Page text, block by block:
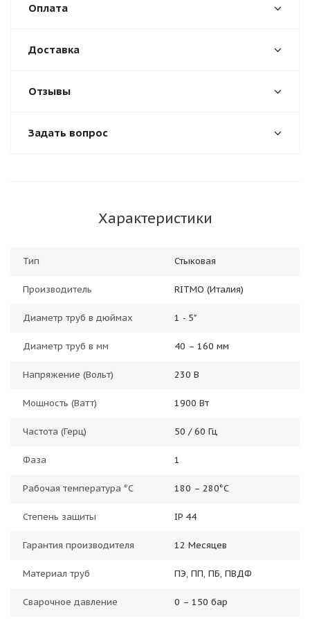
Оплата
Доставка
Отзывы
Задать вопрос
Характеристики
Тип Стыковая
Производитель RITMO (Италия)
Диаметр труб в дюймах 1 - 5"
Диаметр труб в мм 40 – 160 мм
Напряжение (Вольт) 230 В
Мощность (Ватт) 1900 Вт
Частота (Герц) 50 / 60 Гц
Фаза 1
Рабочая температура °C 180 – 280°С
Степень защиты IP 44
Гарантия производителя 12 Месяцев
Материал труб ПЭ, ПП, ПБ, ПВДФ
Сварочное давление 0 – 150 бар